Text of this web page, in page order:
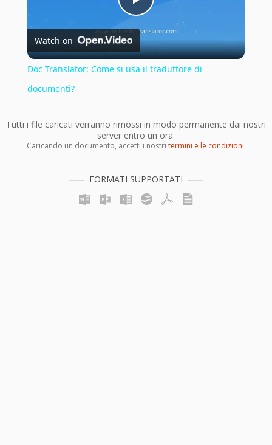
Play
Video
Watch on
Doc Translator: Come si usa il traduttore di
documenti?
Tutti i file caricati verranno rimossi in modo permanente dai nostri
server entro un ora.
Caricando un documento, accetti i nostri termini e le condizioni.
FORMATI SUPPORTATI